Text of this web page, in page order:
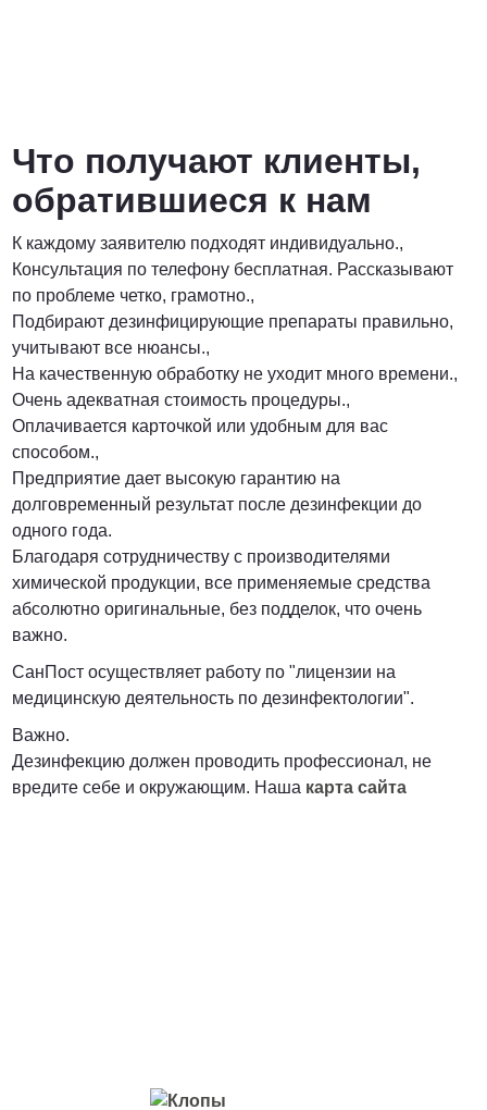
Что получают клиенты,
обратившиеся к нам
К каждому заявителю подходят индивидуально.,
Консультация по телефону бесплатная. Рассказывают
по проблеме четко, грамотно.,
Подбирают дезинфицирующие препараты правильно,
учитывают все нюансы.,
На качественную обработку не уходит много времени.,
Очень адекватная стоимость процедуры.,
Оплачивается карточкой или удобным для вас
способом.,
Предприятие дает высокую гарантию на
долговременный результат после дезинфекции до
одного года.
Благодаря сотрудничеству с производителями
химической продукции, все применяемые средства
абсолютно оригинальные, без подделок, что очень
важно.
СанПост осуществляет работу по "лицензии на
медицинскую деятельность по дезинфектологии".
Важно.
Дезинфекцию должен проводить профессионал, не
вредите себе и окружающим. Наша карта сайта